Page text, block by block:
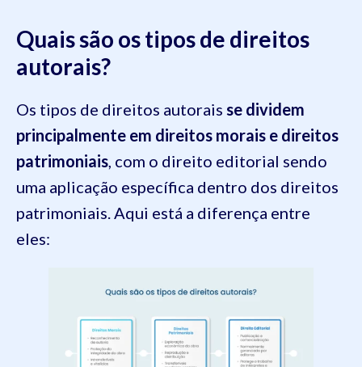
Quais são os tipos de direitos
autorais?
Os tipos de direitos autorais se dividem
principalmente em direitos morais e direitos
patrimoniais , com o direito editorial sendo
uma aplicação específica dentro dos direitos
patrimoniais. Aqui está a diferença entre
eles: